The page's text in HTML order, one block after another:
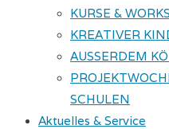
KURSE &
KREATIVER
AUSSERDEM
SCHULEN
Aktuelles & Service